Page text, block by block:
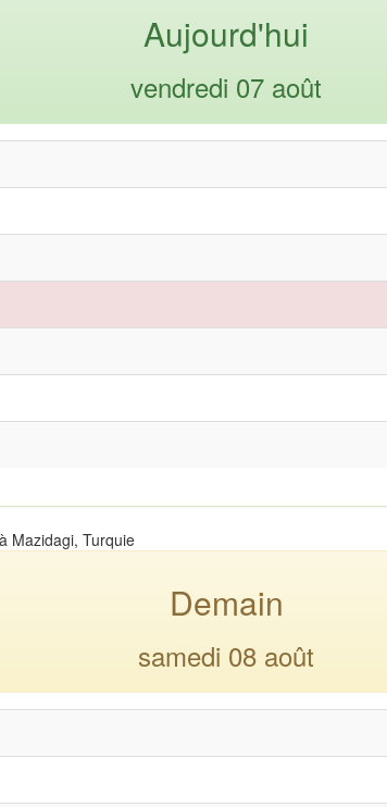
Aujourd'hui
vendredi 07 août
Mazidagi, Turquie
Demain
samedi 08 août